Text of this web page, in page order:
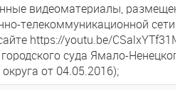
видеоматериалы,
телекоммуникационной сети
https://youtu.be/CSalxYTf31M
суда Ямало-Ненецкого
от 04.05.2016);